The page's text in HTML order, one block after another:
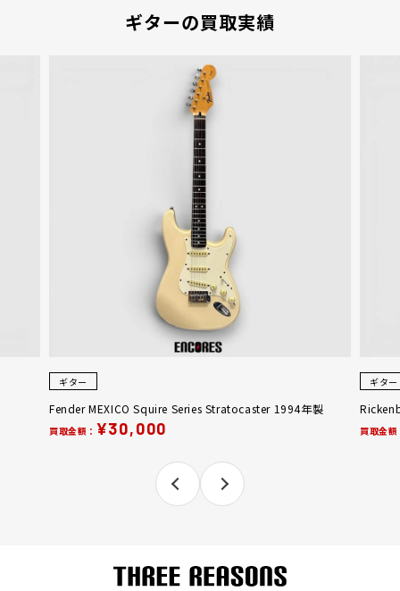
ギターの買取実績
ギター
Fender MEXICO Squire Series Stratocaster 1994年製
買取金額： ¥30,000
ギター
買取金額